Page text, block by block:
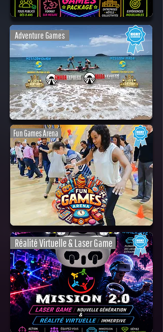
Adventure Games
Fun Games Arena
Réalité Virtuelle & Laser Game